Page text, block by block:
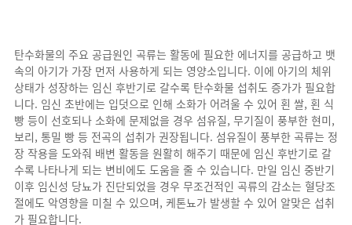
탄수화물의 주요 공급원인 곡류는 활동에 필요한 에너지를 공급하고 뱃
속의 아기가 가장 먼저 사용하게 되는 영양소입니다. 이에 아기의 체위
상태가 성장하는 임신 후반기로 갈수록 탄수화물 섭취도 증가가 필요합
니다. 임신 초반에는 입덧으로 인해 소화가 어려울 수 있어 횐 쌀, 횐 식
빵 등이 선호되나 소화에 문제없을 경우 섬유질, 무기질이 풍부한 현미,
보리, 통밀 빵 등 전곡의 섭취가 권장됩니다. 섬유질이 풍부한 곡류는 정
장 작용을 도와줘 배변 활동을 원활히 해주기 때문에 임신 후반기로 갈
수록 나타나게 되는 변비에도 도움을 줄 수 있습니다. 만일 임신 중반기
이후 임신성 당뇨가 진단되었을 경우 무조건적인 곡류의 감소는 혈당조
절에도 악영향을 미칠 수 있으며, 케톤뇨가 발생할 수 있어 알맞은 섭취
가 필요합니다.